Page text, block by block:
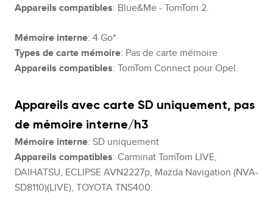
Appareils compatibles: Blue&Me - TomTom 2.
Mémoire interne: 4 Go*
Types de carte mémoire: Pas de carte mémoire
Appareils compatibles: TomTom Connect pour Opel.
Appareils avec carte SD uniquement, pas
de mémoire interne/h3
Mémoire interne: SD uniquement
Appareils compatibles: Carminat TomTom LIVE,
DAIHATSU, ECLIPSE AVN2227p, Mazda Navigation (NVA-
SD8110)(LIVE), TOYOTA TNS400.